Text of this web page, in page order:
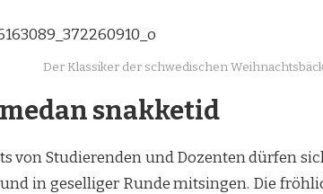
Der Klassiker der schwedischen
snakketid
von Studierenden und Dozenten dürfen
in geselliger Runde mitsingen. Die